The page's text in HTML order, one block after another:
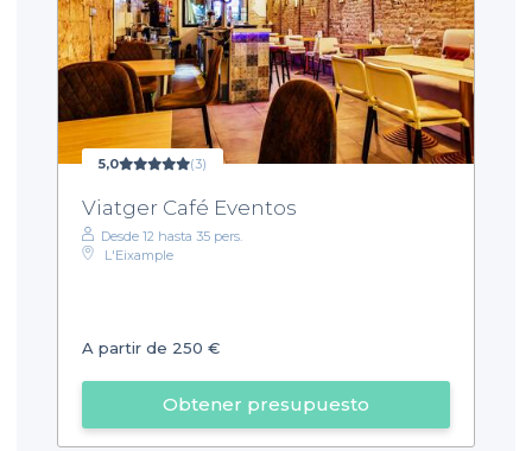
5,0 (3)
Viatger Café Eventos
Desde 12 hasta 35 pers.
L'Eixample
A partir de 250 €
Obtener presupuesto